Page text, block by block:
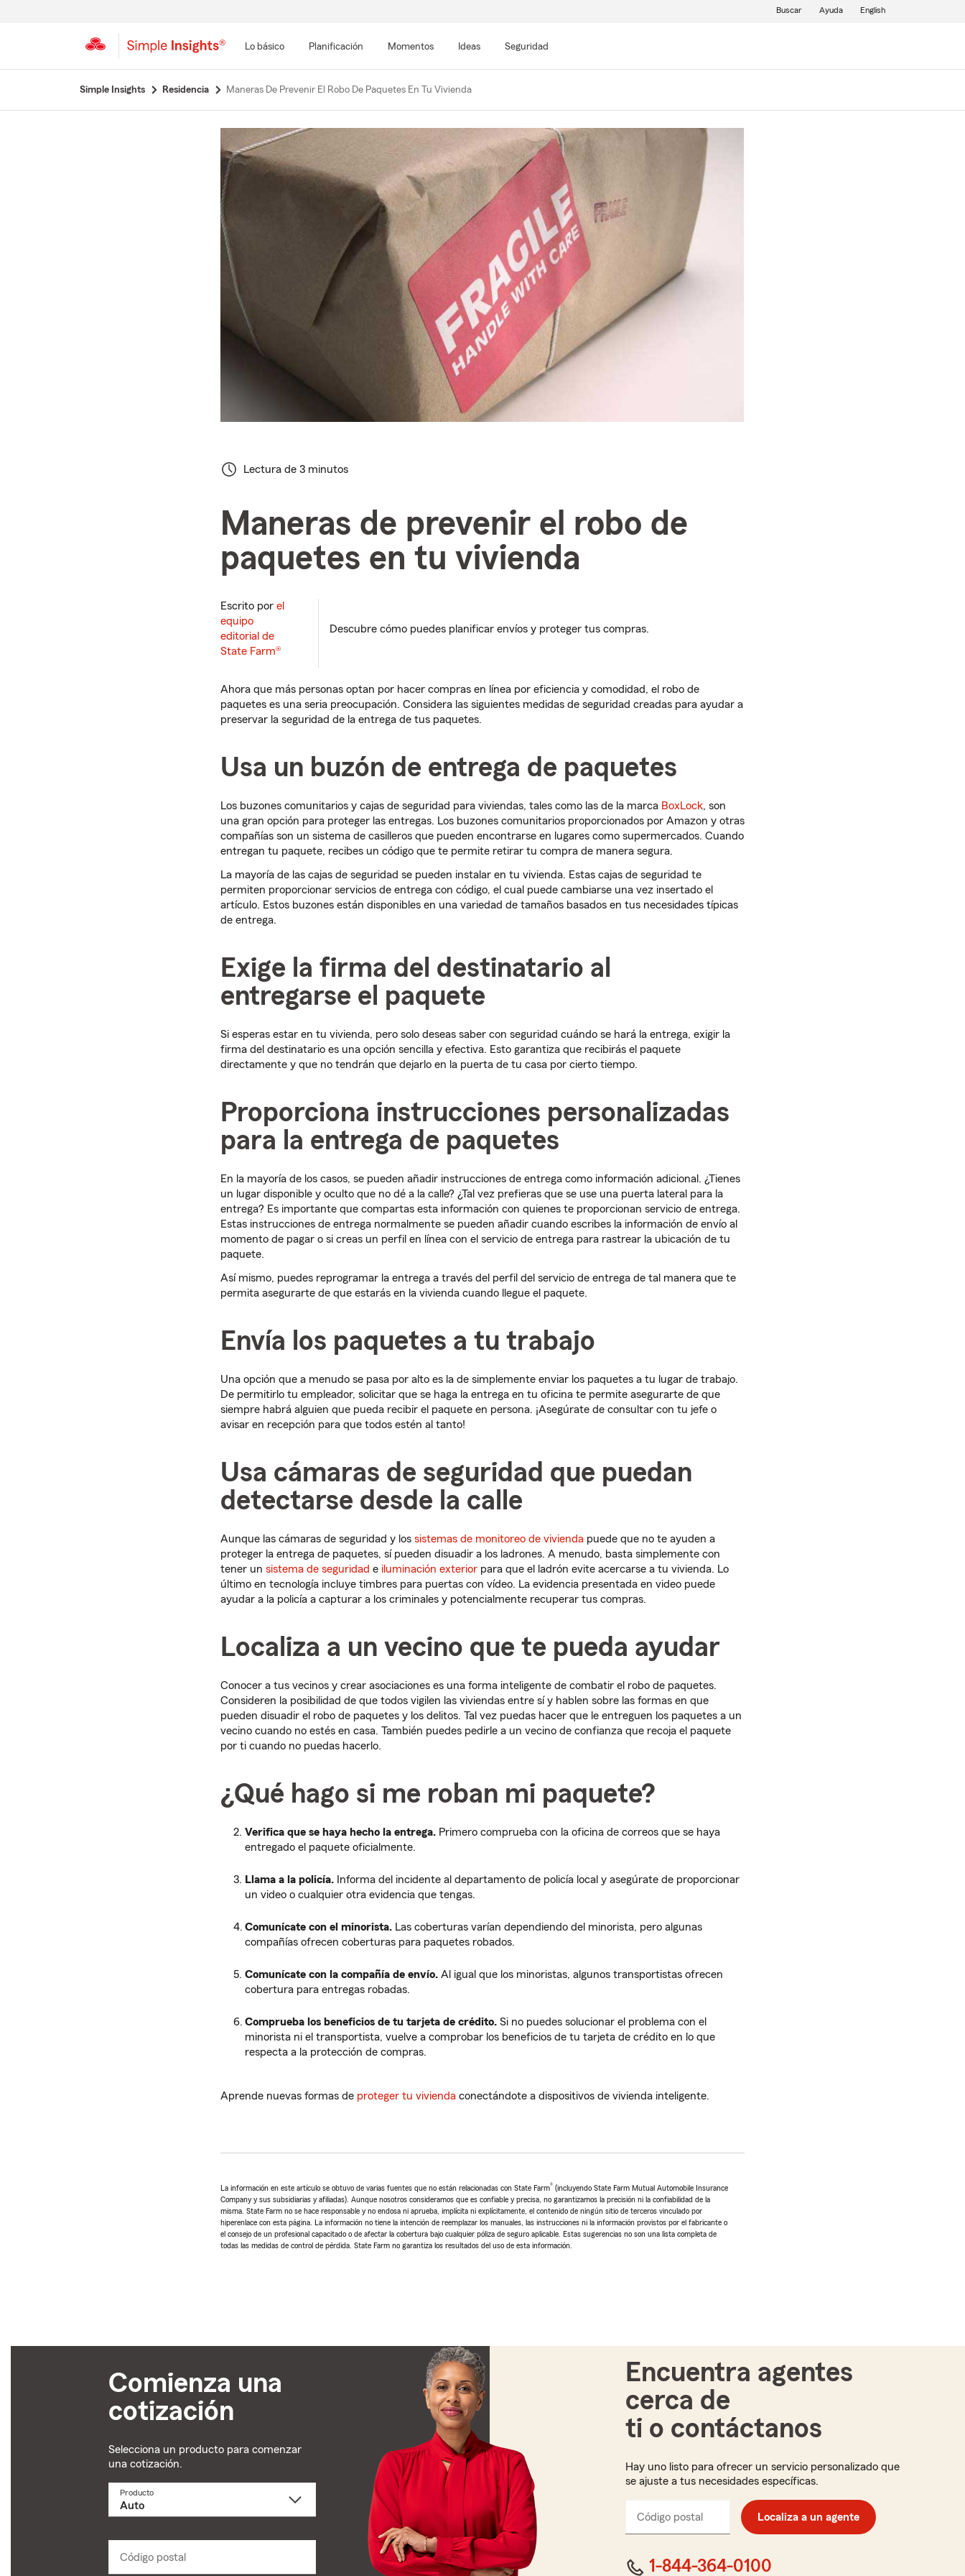
Lo básico Planificación Momentos Ideas Seguridad
Buscar Ayuda English
Simple Insights Residencia Maneras De Prevenir El Robo De Paquetes En Tu Vivienda
Lectura de 3 minutos
Maneras de prevenir el robo de
paquetes en tu vivienda
Escrito por el
equipo
editorial de
State Farm®
Descubre cómo puedes planificar envíos y proteger tus compras.
Ahora que más personas optan por hacer compras en línea por eficiencia y comodidad, el robo de
paquetes es una seria preocupación. Considera las siguientes medidas de seguridad creadas para ayudar a
preservar la seguridad de la entrega de tus paquetes.
Usa un buzón de entrega de paquetes
Los buzones comunitarios y cajas de seguridad para viviendas, tales como las de la marca BoxLock, son
una gran opción para proteger las entregas. Los buzones comunitarios proporcionados por Amazon y otras
compañías son un sistema de casilleros que pueden encontrarse en lugares como supermercados. Cuando
entregan tu paquete, recibes un código que te permite retirar tu compra de manera segura.
La mayoría de las cajas de seguridad se pueden instalar en tu vivienda. Estas cajas de seguridad te
permiten proporcionar servicios de entrega con código, el cual puede cambiarse una vez insertado el
artículo. Estos buzones están disponibles en una variedad de tamaños basados en tus necesidades típicas
de entrega.
Exige la firma del destinatario al
entregarse el paquete
Si esperas estar en tu vivienda, pero solo deseas saber con seguridad cuándo se hará la entrega, exigir la
firma del destinatario es una opción sencilla y efectiva. Esto garantiza que recibirás el paquete
directamente y que no tendrán que dejarlo en la puerta de tu casa por cierto tiempo.
Proporciona instrucciones personalizadas
para la entrega de paquetes
En la mayoría de los casos, se pueden añadir instrucciones de entrega como información adicional. ¿Tienes
un lugar disponible y oculto que no dé a la calle? ¿Tal vez prefieras que se use una puerta lateral para la
entrega? Es importante que compartas esta información con quienes te proporcionan servicio de entrega.
Estas instrucciones de entrega normalmente se pueden añadir cuando escribes la información de envío al
momento de pagar o si creas un perfil en línea con el servicio de entrega para rastrear la ubicación de tu
paquete.
Así mismo, puedes reprogramar la entrega a través del perfil del servicio de entrega de tal manera que te
permita asegurarte de que estarás en la vivienda cuando llegue el paquete.
Envía los paquetes a tu trabajo
Una opción que a menudo se pasa por alto es la de simplemente enviar los paquetes a tu lugar de trabajo.
De permitirlo tu empleador, solicitar que se haga la entrega en tu oficina te permite asegurarte de que
siempre habrá alguien que pueda recibir el paquete en persona. ¡Asegúrate de consultar con tu jefe o
avisar en recepción para que todos estén al tanto!
Usa cámaras de seguridad que puedan
detectarse desde la calle
Aunque las cámaras de seguridad y los sistemas de monitoreo de vivienda puede que no te ayuden a
proteger la entrega de paquetes, sí pueden disuadir a los ladrones. A menudo, basta simplemente con
tener un sistema de seguridad e iluminación exterior para que el ladrón evite acercarse a tu vivienda. Lo
último en tecnología incluye timbres para puertas con vídeo. La evidencia presentada en video puede
ayudar a la policía a capturar a los criminales y potencialmente recuperar tus compras.
Localiza a un vecino que te pueda ayudar
Conocer a tus vecinos y crear asociaciones es una forma inteligente de combatir el robo de paquetes.
Consideren la posibilidad de que todos vigilen las viviendas entre sí y hablen sobre las formas en que
pueden disuadir el robo de paquetes y los delitos. Tal vez puedas hacer que le entreguen los paquetes a un
vecino cuando no estés en casa. También puedes pedirle a un vecino de confianza que recoja el paquete
por ti cuando no puedas hacerlo.
¿Qué hago si me roban mi paquete?
Verifica que se haya hecho la entrega. Primero comprueba con la oficina de correos que se haya
entregado el paquete oficialmente.
Llama a la policía. Informa del incidente al departamento de policía local y asegúrate de proporcionar
un video o cualquier otra evidencia que tengas.
Comunícate con el minorista. Las coberturas varían dependiendo del minorista, pero algunas
compañías ofrecen coberturas para paquetes robados.
Comunícate con la compañía de envío. Al igual que los minoristas, algunos transportistas ofrecen
cobertura para entregas robadas.
Comprueba los beneficios de tu tarjeta de crédito. Si no puedes solucionar el problema con el
minorista ni el transportista, vuelve a comprobar los beneficios de tu tarjeta de crédito en lo que
respecta a la protección de compras.
Aprende nuevas formas de proteger tu vivienda conectándote a dispositivos de vivienda inteligente.
La información en este artículo se obtuvo de varias fuentes que no están relacionadas con State Farm® (incluyendo State Farm Mutual Automobile Insurance
Company y sus subsidiarias y afiliadas). Aunque nosotros consideramos que es confiable y precisa, no garantizamos la precisión ni la confiabilidad de la
misma. State Farm no se hace responsable y no endosa ni aprueba, implícita ni explícitamente, el contenido de ningún sitio de terceros vinculado por
hiperenlace con esta página. La información no tiene la intención de reemplazar los manuales, las instrucciones ni la información provistos por el fabricante o
el consejo de un profesional capacitado o de afectar la cobertura bajo cualquier póliza de seguro aplicable. Estas sugerencias no son una lista completa de
todas las medidas de control de pérdida. State Farm no garantiza los resultados del uso de esta información.
Comienza una
cotización
Selecciona un producto para comenzar
una cotización.
Producto
dropdown
Código postal
Encuentra agentes
cerca de
ti o contáctanos
Hay uno listo para ofrecer un servicio personalizado que
se ajuste a tus necesidades específicas.
Código postal
de
Localiza a un agente
1-844-364-0100